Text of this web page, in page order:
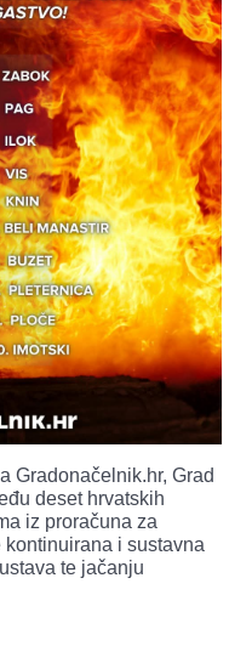
Gradonačelnik.hr, Grad
deset hrvatskih
iz proračuna za
i sustavna
te jačanju